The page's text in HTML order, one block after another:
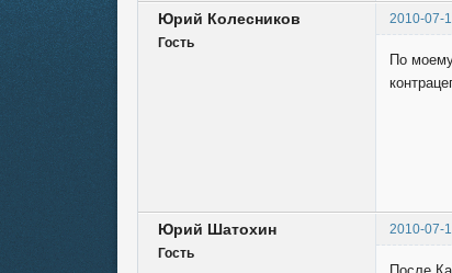
Юрий Колесников
2010-07-
Гость
По
Юрий Шатохин
2010-07-
Гость